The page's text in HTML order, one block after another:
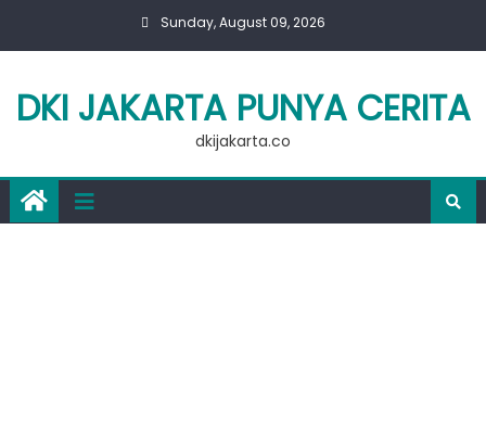
Sunday, August 09, 2026
DKI JAKARTA PUNYA CERITA
dkijakarta.co